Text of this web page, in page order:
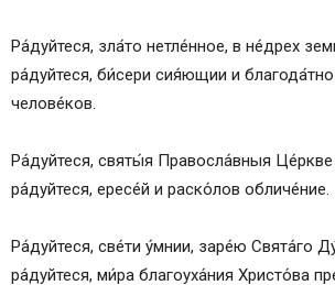
Ра́дуйтеся, зла́то нетле́нное, в не́дрех
ра́дуйтеся, би́сери сия́ющии и
челове́ков.
Ра́дуйтеся, святы́я Правосла́вныя Це́ркве
ра́дуйтеся, ересе́й и раско́лов обличе́ние.
Ра́дуйтеся, све́ти у́мнии, заре́ю Свята́го
ра́дуйтеся, ми́ра благоуха́ния Христо́ва